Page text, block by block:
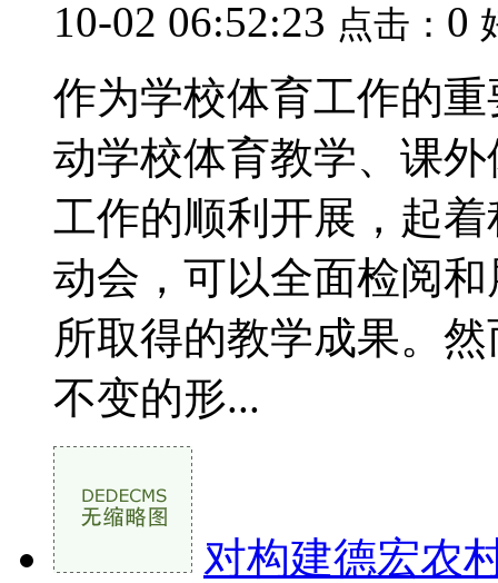
10-02 06:52:23 点击： 0
作为学校体育工作的
动学校体育教学、课
工作的顺利开展，起
动会，可以全面检阅
所取得的教学成果。
不变的形...
对构建德宏农